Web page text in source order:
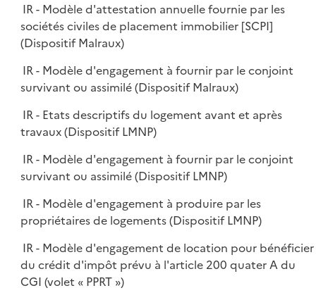
IR - Modèle d'attestation annuelle fournie par les
sociétés civiles de placement immobilier [SCPI]
(Dispositif Malraux)
IR - Modèle d'engagement à fournir par le conjoint
survivant ou assimilé (Dispositif Malraux)
IR - Etats descriptifs du logement avant et après
travaux (Dispositif LMNP)
IR - Modèle d'engagement à fournir par le conjoint
survivant ou assimilé (Dispositif LMNP)
IR - Modèle d'engagement à produire par les
propriétaires de logements (Dispositif LMNP)
IR - Modèle d'engagement de location pour bénéficier
du crédit d'impôt prévu à l'article 200 quater A du
CGI (volet « PPRT »)